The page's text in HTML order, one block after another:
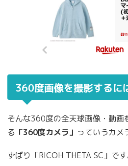
360度画像を撮影するに
そんな360度の全天球画像・動画
る 「360度カメラ」 っていうカメ
ずばり「RICOH THETA SC」です